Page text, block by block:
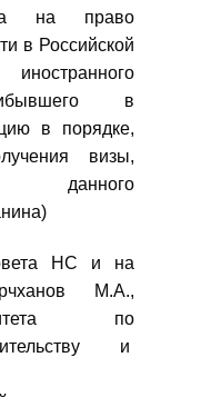
на право
в Российской
в
в порядке,
визы,
данного
НС и на
М.А.,
по
и